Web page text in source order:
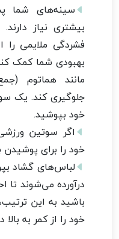
سینه‌های شما
بیشتری نیاز
فشردگی ملایمی را
بهبودی شما کمک
مانند هماتوم
جلوگیری کند. یک
خود بپوشید.
اگر سوتین
خود را برای پوشیدن
لباس‌های گشاد
درآورده می‌شوند
باشید به این
خود را از کمر به بالا